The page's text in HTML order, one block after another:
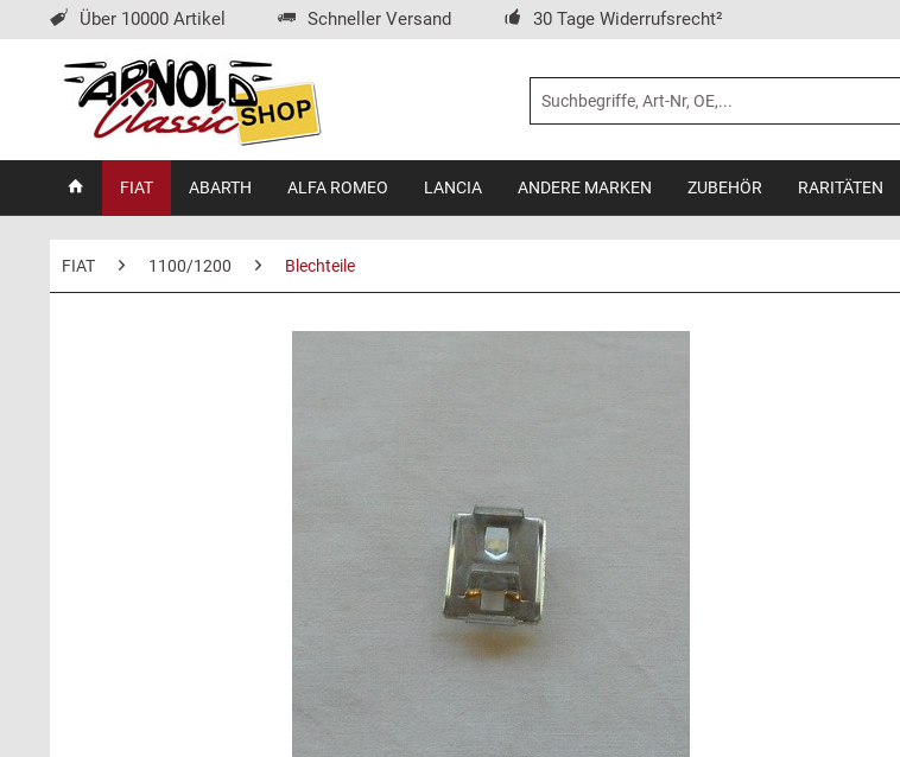
Über 10000 Artikel Schneller Versand 30 Tage Widerrufsrecht²
FIAT ABARTH ALFA ROMEO LANCIA ANDERE MARKEN ZUBEHÖR RARITÄTEN
FIAT 1100/1200 Blechteile